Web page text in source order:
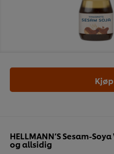
HELLMANN’S Sesam-
og allsidig